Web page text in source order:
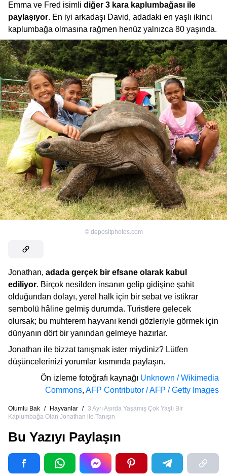
Emma ve Fred isimli diğer 3 kara kaplumbağası ile
paylaşıyor. En iyi arkadaşı David, adadaki en yaşlı ikinci
kaplumbağa olmasına rağmen henüz yalnızca 80 yaşında.
© depositphotos.com
Jonathan, adada gerçek bir efsane olarak kabul
ediliyor. Birçok nesilden insanın gelip gidişine şahit
olduğundan dolayı, yerel halk için bir sebat ve istikrar
sembolü hâline gelmiş durumda. Turistlere gelecek
olursak; bu muhterem hayvanı kendi gözleriyle görmek için
dünyanın dört bir yanından gelmeye hazırlar.
Jonathan ile bizzat tanışmak ister miydiniz? Lütfen
düşüncelerinizi yorumlar kısmında paylaşın.
Ön izleme fotoğrafı kaynağı Unknown / Wikimedia
Commons, AFP Contributor / AFP / Getty Images
Olumlu Bak / Hayvanlar / 3 Ayrı Asırda Yaşamış Çok Yaşlı Bir
Kaplumbağa Olan Jonathan ile Tanışın
Bu Yazıyı Paylaşın